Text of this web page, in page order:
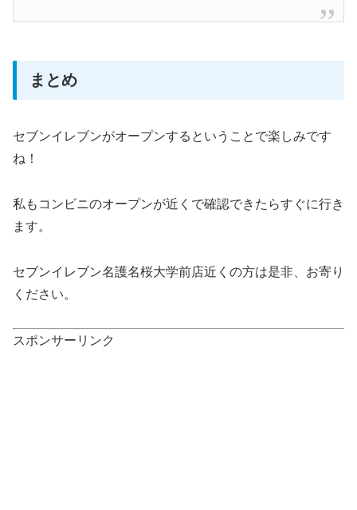
まとめ
セブンイレブンがオープンするということで楽しみです
ね！
私もコンビニのオープンが近くで確認できたらすぐに行き
ます。
セブンイレブン名護名桜大学前店近くの方は是非、お寄り
ください。
スポンサーリンク